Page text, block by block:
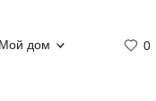
Мой дом 0